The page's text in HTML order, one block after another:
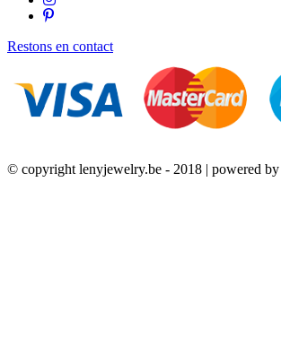
Restons en contact
© copyright lenyjewelry.be - 2018 | powered by